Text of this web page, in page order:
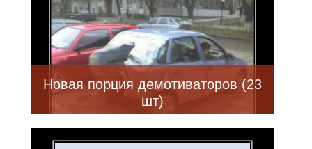
Новая порция демотиваторов (23
шт)